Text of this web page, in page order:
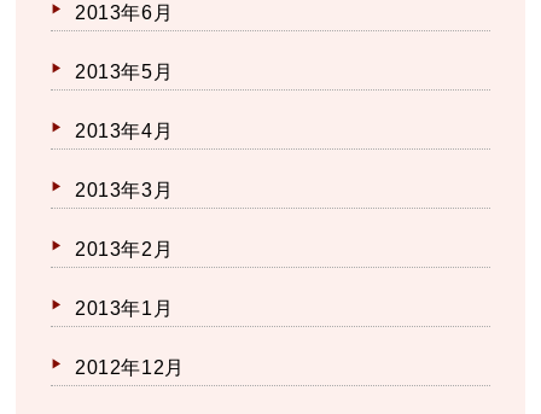
2013年6月
2013年5月
2013年4月
2013年3月
2013年2月
2013年1月
2012年12月